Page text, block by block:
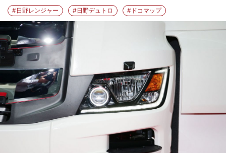
#日野レンジャー #日野デュトロ #ドコマップ